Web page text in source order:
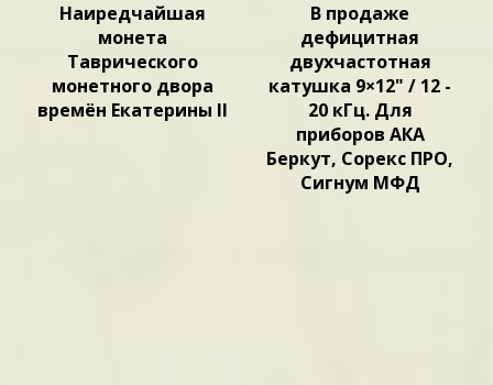
Наиредчайшая
монета
Таврического
монетного двора
времён Екатерины II
В продаже
дефицитная
двухчастотная
катушка 9×12" / 12 -
20 кГц. Для
приборов АКА
Беркут, Сорекс ПРО,
Сигнум МФД